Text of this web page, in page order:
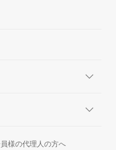
様の代理人の方へ